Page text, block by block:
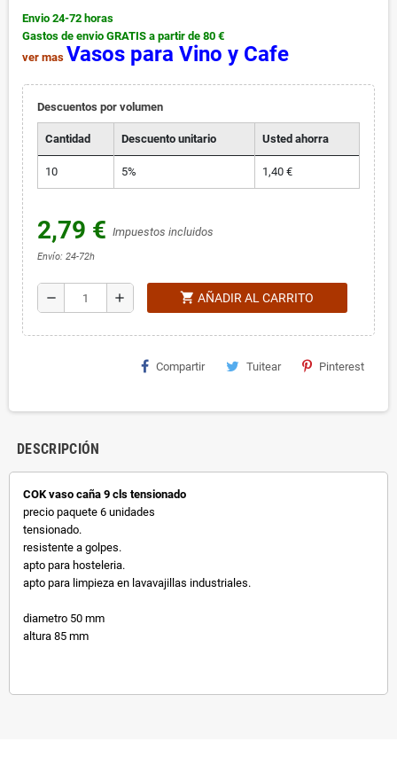
Envio 24-72 horas
Gastos de envio GRATIS a partir de 80 €
ver mas Vasos para Vino y Cafe
Descuentos por volumen
Cantidad Descuento unitario Usted ahorra
10 5% 1,40 €
2,79 € Impuestos incluidos
Envío: 24-72h
remove add shopping_cart AÑADIR AL CARRITO
Compartir Tuitear Pinterest
DESCRIPCIÓN
COK vaso caña 9 cls tensionado
precio paquete 6 unidades
tensionado.
resistente a golpes.
apto para hosteleria.
apto para limpieza en lavavajillas industriales.
diametro 50 mm
altura 85 mm